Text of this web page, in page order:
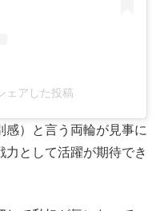
ェアした投稿
感）と言う両輪が見事に
力として活躍が期待でき